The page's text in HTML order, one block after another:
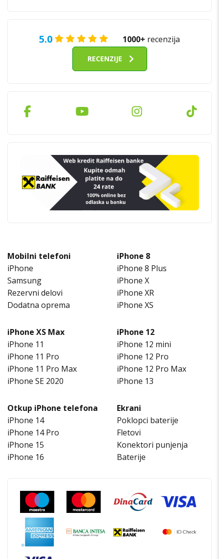
5.0 1000+ recenzija
RECENZIJE
Mobilni telefoni
iPhone
Samsung
Rezervni delovi
Dodatna oprema
iPhone 8
iPhone 8 Plus
iPhone X
iPhone XR
iPhone XS
iPhone XS Max
iPhone 11
iPhone 11 Pro
iPhone 11 Pro Max
iPhone SE 2020
iPhone 12
iPhone 12 mini
iPhone 12 Pro
iPhone 12 Pro Max
iPhone 13
Otkup iPhone telefona
iPhone 14
iPhone 14 Pro
iPhone 15
iPhone 16
Ekrani
Poklopci baterije
Fletovi
Konektori punjenja
Baterije